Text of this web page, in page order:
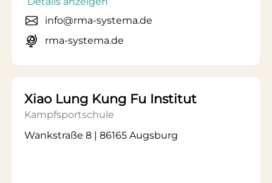
info@rma-systema.de
rma-systema.de
Xiao Lung Kung Fu Institut
Kampfsportschule
Wankstraße 8 | 86165 Augsburg